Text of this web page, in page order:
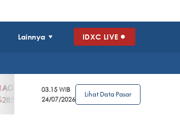
Lainnya IDXC LIVE
3.39%
AGRO
4
2.63%
0%
03.15 WIB
24/07/2026
Lihat Data Pasar